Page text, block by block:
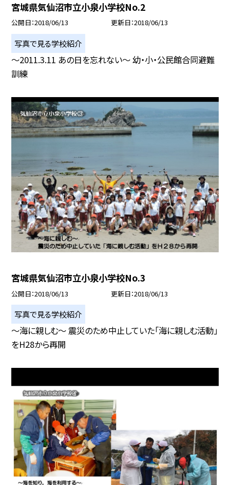
宮城県気仙沼市立小泉小学校No.2
公開日 2018/06/13 更新日 2018/06/13
写真で見る学校紹介
〜2011.3.11 あの日を忘れない〜 幼・小・公民館合同避難
訓練
宮城県気仙沼市立小泉小学校No.3
公開日 2018/06/13 更新日 2018/06/13
写真で見る学校紹介
〜海に親しむ〜 震災のため中止していた「海に親しむ活動」
をH28から再開